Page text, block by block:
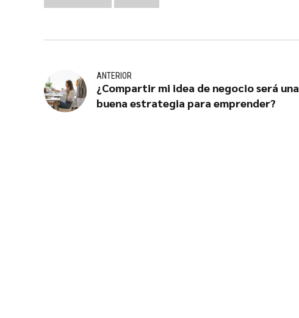
ANTERIOR
¿Compartir mi idea de negocio será una
buena estrategia para emprender?